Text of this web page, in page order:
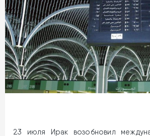
23 июля Ирак возобновил